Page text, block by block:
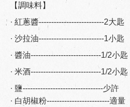
【調味料】
· 紅蔥醬--------------------------2大匙
· 沙拉油--------------------------1小匙
· 醬油----------------------------1/2小匙
· 米酒----------------------------1/2小匙
· 鹽--------------------------------少許
· 白胡椒粉-------------------------適量